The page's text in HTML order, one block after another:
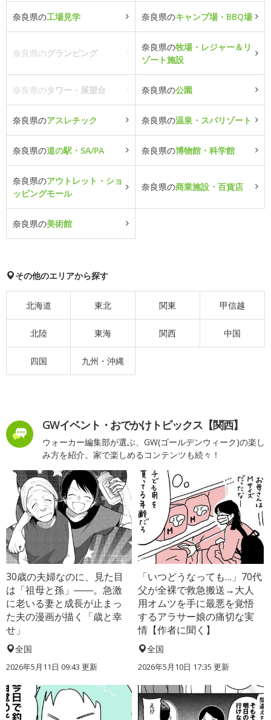
奈良県の工場見学 奈良県のキャンプ場・BBQ場
奈良県のグランピング
奈良県の牧場・レジャー＆リ
ゾート施設
奈良県のタワー・展望台 奈良県の公園
奈良県のアスレチック 奈良県の温泉・スパリゾート
奈良県の道の駅・SA/PA 奈良県の博物館・科学館
奈良県のアウトレット・ショ
ッピングモール
奈良県の商業施設・百貨店
奈良県の美術館
その他のエリアから探す
北海道 東北 関東 甲信越
北陸 東海 関西 中国
四国 九州・沖縄
GWイベント・おでかけトピックス【関西】
ウォーカー編集部が選ぶ、GW(ゴールデンウィーク)の楽し
み方を紹介。家で楽しめるコンテンツも続々！
30歳の夫婦なのに、見た目
は「祖母と孫」――。急激
に老いる妻と成長が止まっ
た夫の漫画が描く「歳と幸
せ」
全国
2026年5月11日 09:43 更新
「いつどうなっても…」70代
父が全裸で救急搬送→大人
用オムツを手に最悪を覚悟
するアラサー娘の痛切な実
情【作者に聞く】
全国
2026年5月10日 17:35 更新